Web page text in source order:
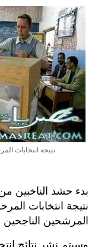
نتيجة انتخابات المرحلة
بدء حشد الناخبين
المرشحين الناجحين